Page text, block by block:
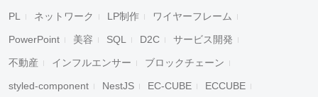
PL ネットワーク LP制作 ワイヤーフレーム
PowerPoint 美容 SQL D2C サービス開発
不動産 インフルエンサー ブロックチェーン
styled-component NestJS EC-CUBE ECCUBE